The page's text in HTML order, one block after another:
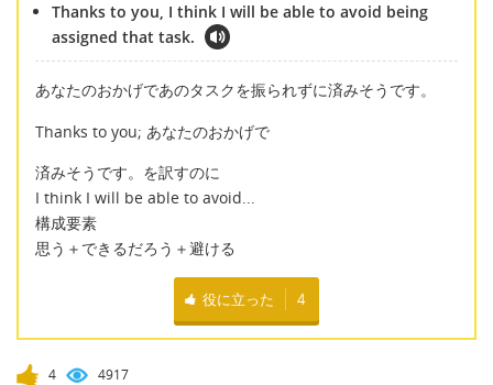
Thanks to you, I think I will be able to avoid being
assigned that task.
あなたのおかげであのタスクを振られずに済みそうです。
Thanks to you; あなたのおかげで
済みそうです。を訳すのに
I think I will be able to avoid...
構成要素
思う＋できるだろう＋避ける
役に立った 4
4 4917